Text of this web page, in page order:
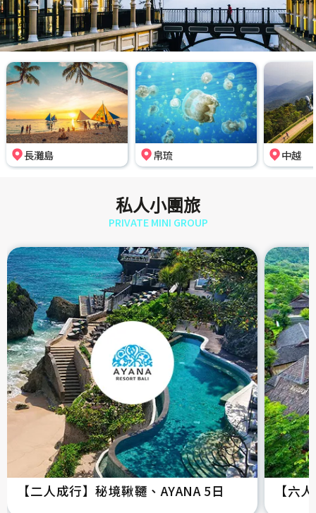
長灘島 帛琉 中越
私人小團旅
PRIVATE MINI GROUP
【二人成行】秘境鞦韆、AYANA 5日 【六